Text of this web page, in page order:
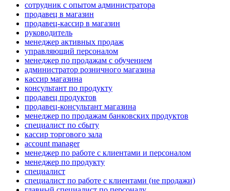
сотрудник с опытом администратора
продавец в магазин
продавец-кассир в магазин
руководитель
менеджер активных продаж
управляющий персоналом
менеджер по продажам с обучением
администратор розничного магазина
кассир магазина
консультант по продукту
продавец продуктов
продавец-консультант магазина
менеджер по продажам банковских продуктов
специалист по сбыту
кассир торгового зала
account manager
менеджер по работе с клиентами и персоналом
менеджер по продукту
специалист
специалист по работе с клиентами (не продажи)